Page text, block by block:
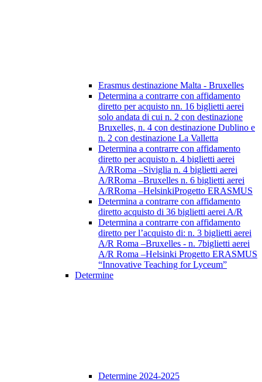
Erasmus destinazione Malta - Bruxelles
Determina a contrarre con affidamento
diretto per acquisto nn. 16 biglietti aerei
solo andata di cui n. 2 con destinazione
Bruxelles, n. 4 con destinazione Dublino e
n. 2 con destinazione La Valletta
Determina a contrarre con affidamento
diretto per acquisto n. 4 biglietti aerei
A/RRoma –Siviglia n. 4 biglietti aerei
A/RRoma –Bruxelles n. 6 biglietti aerei
A/RRoma –HelsinkiProgetto ERASMUS
Determina a contrarre con affidamento
diretto acquisto di 36 biglietti aerei A/R
Determina a contrarre con affidamento
diretto per l’acquisto di: n. 3 biglietti aerei
A/R Roma –Bruxelles - n. 7biglietti aerei
A/R Roma –Helsinki Progetto ERASMUS
“Innovative Teaching for Lyceum”
Determine
Determine 2024-2025